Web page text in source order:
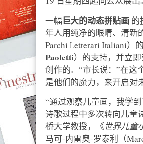
一幅巨大的动态拼贴画 的
年人用纯净的眼睛、清新
Parchi Letterari Italiani）
Paoletti）的支持，并立
创作的。“市长说：”在这
是他们的魔力，来开启对
“通过观察儿童画，我学
诗歌过程中多次转向儿童
桥大学教授，《世界儿童
马可-内雷奥-罗泰利（